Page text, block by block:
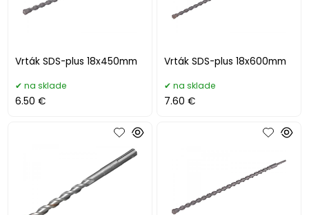
Vrták SDS-plus 18x450mm
na sklade
6.50 €
Vrták SDS-plus 18x600mm
na sklade
7.60 €